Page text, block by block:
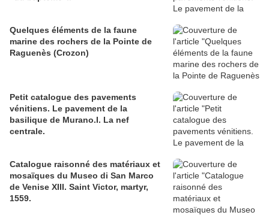
Quelques éléments de la faune
marine des rochers de la Pointe de
Raguenès (Crozon)
Petit catalogue des pavements
vénitiens. Le pavement de la
basilique de Murano.I. La nef
centrale.
Catalogue raisonné des matériaux et
mosaïques du Museo di San Marco
de Venise XIII. Saint Victor, martyr,
1559.